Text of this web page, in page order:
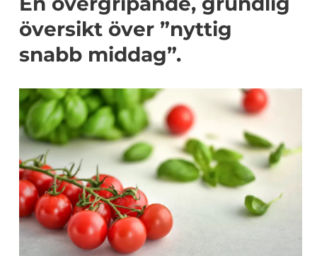
översikt över ”nyttig
snabb middag”.